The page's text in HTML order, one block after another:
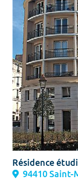
Résidence
94410 Saint-